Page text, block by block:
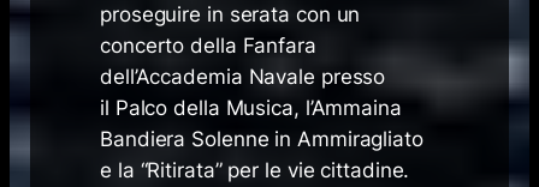
proseguire in serata con un
concerto della Fanfara
dell’Accademia Navale presso
il Palco della Musica, l’Ammaina
Bandiera Solenne in Ammiragliato
e la “Ritirata” per le vie cittadine.